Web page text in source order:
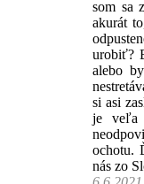
som sa
akurát
urobiť?
alebo
si asi
je veľa
ochotu.
nás zo